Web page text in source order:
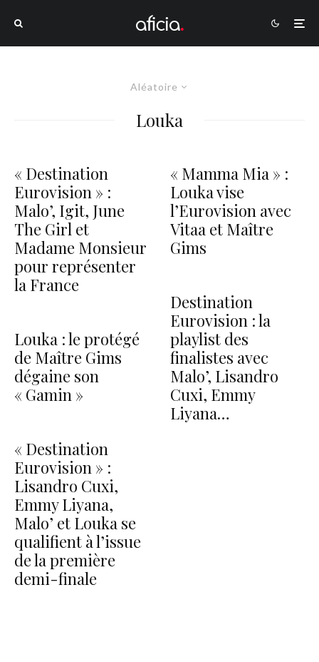
Aléatoire
Louka
« Destination
Eurovision » :
Malo’, Igit, June
The Girl et
Madame Monsieur
pour représenter
la France
Louka : le protégé
de Maître Gims
dégaine son
« Gamin »
« Destination
Eurovision » :
Lisandro Cuxi,
Emmy Liyana,
Malo’ et Louka se
qualifient à l’issue
de la première
demi-finale
« Mamma Mia » :
Louka vise
l’Eurovision avec
Vitaa et Maître
Gims
Destination
Eurovision : la
playlist des
finalistes avec
Malo’, Lisandro
Cuxi, Emmy
Liyana…